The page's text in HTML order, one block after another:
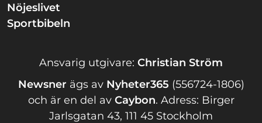
Nöjeslivet
Sportbibeln
Ansvarig utgivare: Christian Ström
Newsner ägs av Nyheter365 (556724-1806)
och är en del av Caybon. Adress: Birger
Jarlsgatan 43, 111 45 Stockholm